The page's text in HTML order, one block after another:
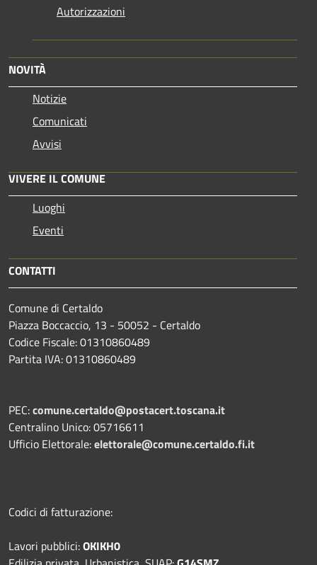
Autorizzazioni
NOVITÀ
Notizie
Comunicati
Avvisi
VIVERE IL COMUNE
Luoghi
Eventi
CONTATTI
Comune di Certaldo
Piazza Boccaccio, 13 - 50052 - Certaldo
Codice Fiscale: 01310860489
Partita IVA: 01310860489
PEC:comune.certaldo@postacert.toscana.it
Centralino Unico: 05716611
Ufficio Elettorale:elettorale@comune.certaldo.fi.it
Codici di fatturazione:
Lavori pubblici:OKIKH0